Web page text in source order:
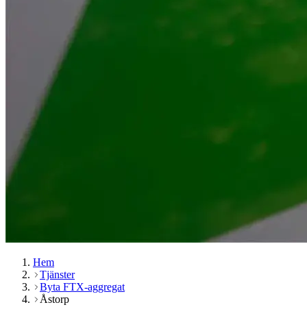
Hem
Tjänster
Byta FTX-aggregat
Åstorp